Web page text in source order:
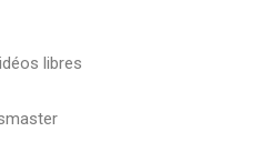
libres